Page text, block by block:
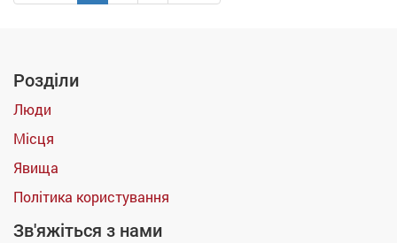
Розділи
Люди
Місця
Явища
Політика користування
Зв'яжіться з нами